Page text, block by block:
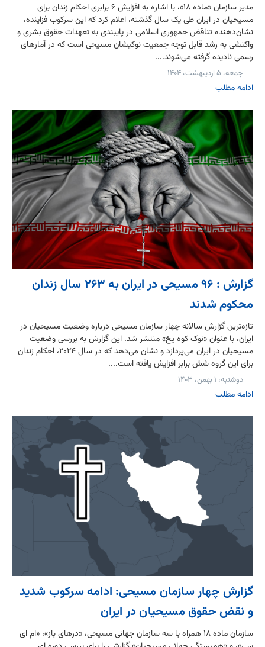
مدیر سازمان «ماده ۱۸»، با اشاره به افزایش ۶ برابری احکام زندان برای
مسیحیان در ایران طی یک سال گذشته، اعلام کرد که این سرکوب فزاینده،
نشان‌دهنده تناقض جمهوری اسلامی در پایبندی به تعهدات حقوق بشری و
واکنشی به رشد قابل توجه جمعیت نوکیشان مسیحی است که در آمارهای
رسمی نادیده گرفته می‌شوند....
جمعه، ۵ اردیبهشت، ۱۴۰۴
ادامه مطلب
گزارش : ۹۶ مسیحی در ایران به ۲۶۳ سال زندان
محکوم شدند
تازه‌ترین گزارش سالانه چهار سازمان مسیحی درباره وضعیت مسیحیان در
ایران، با عنوان «نوک کوه یخ» منتشر شد. این گزارش به بررسی وضعیت
مسیحیان در ایران می‌پردازد و نشان می‌دهد که در سال ۲۰۲۴، احکام زندان
برای این گروه شش برابر افزایش یافته است....
دوشنبه، ۱ بهمن، ۱۴۰۳
ادامه مطلب
گزارش چهار سازمان مسیحی: ادامه سرکوب شدید
و نقض حقوق مسیحیان در ایران
سازمان ماده ۱۸ همراه با سه سازمان جهانی مسیحی، «درهای باز»، «ام ای